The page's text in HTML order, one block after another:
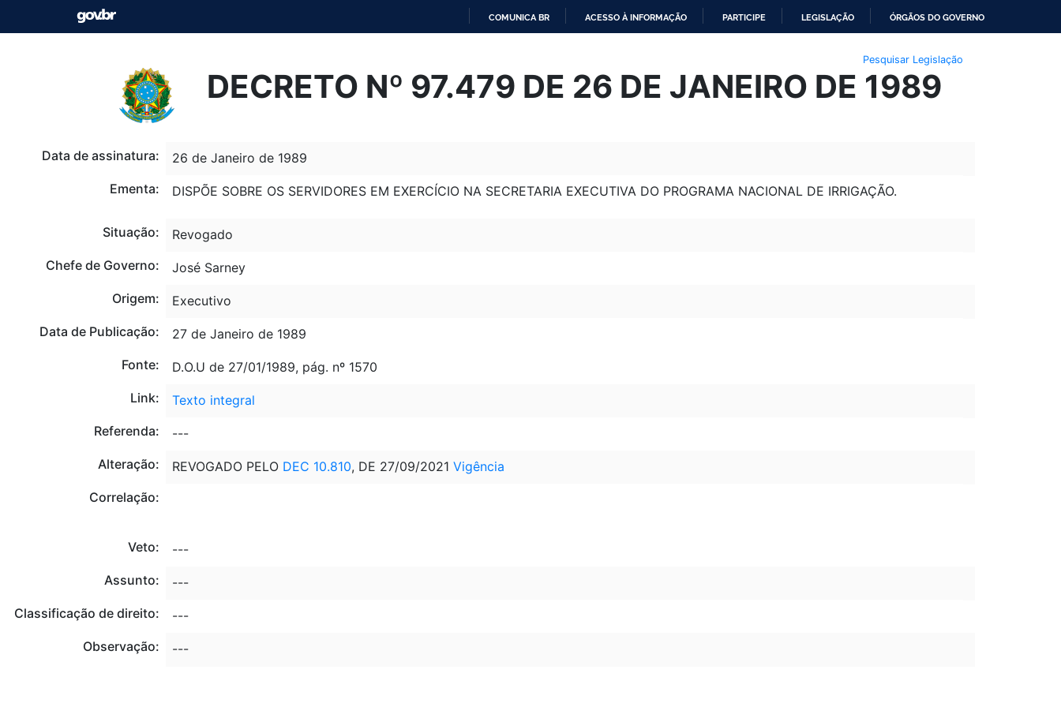
O
CONTEÚDO
COMUNICA BR ACESSO À INFORMAÇÃO PARTICIPE LEGISLAÇÃO ÓRGÃOS DO GOVERNO
Pesquisar Legislação
DECRETO Nº 97.479 DE 26 DE JANEIRO DE 1989
Data de assinatura:
26 de Janeiro de 1989
Ementa:
DISPÕE SOBRE OS SERVIDORES EM EXERCÍCIO NA SECRETARIA EXECUTIVA DO PROGRAMA NACIONAL DE IRRIGAÇÃO.
Situação:
Revogado
Chefe de Governo:
José Sarney
Origem:
Executivo
Data de Publicação:
27 de Janeiro de 1989
Fonte:
D.O.U de 27/01/1989, pág. nº 1570
Link:
Texto integral
Referenda:
---
Alteração:
REVOGADO PELO DEC 10.810, DE 27/09/2021 Vigência
Correlação:
Veto:
---
Assunto:
---
Classificação de direito:
---
Observação:
---